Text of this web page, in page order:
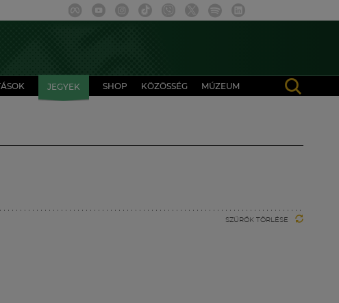
JEGYEK SHOP KÖZÖSSÉG MÚZEUM
SZŰRŐK TÖRLÉSE